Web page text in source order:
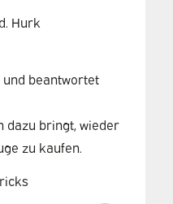
Hurk
beantwortet
dazu bringt, wieder
zu kaufen.